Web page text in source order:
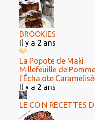
BROOKIES
Il y a 2 ans
La Popote de Maki
Millefeuille de
l’Échalote
Il y a 2 ans
LE COIN RECETTES